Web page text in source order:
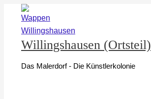
Inhalt
springen
Willingshausen (Ortsteil)
Das Malerdorf - Die Künstlerkolonie